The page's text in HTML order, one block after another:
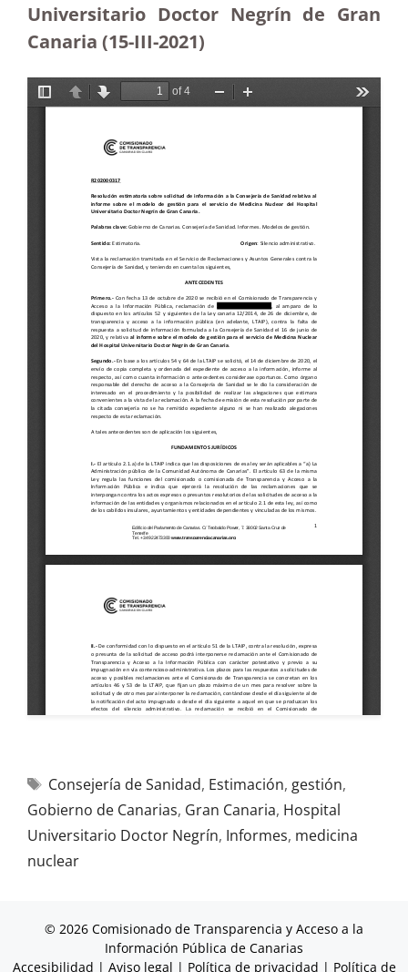
Universitario Doctor Negrín de Gran
Canaria (15-III-2021)
Consejería de Sanidad, Estimación, gestión,
Gobierno de Canarias, Gran Canaria, Hospital
Universitario Doctor Negrín, Informes, medicina
nuclear
© 2026 Comisionado de Transparencia y Acceso a la
Información Pública de Canarias
Accesibilidad | Aviso legal | Política de privacidad | Política de